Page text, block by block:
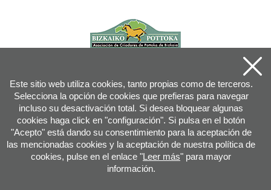
Este sitio web utiliza cookies, tanto propias como de terceros.
Selecciona la opción de cookies que prefieras para navegar
incluso su desactivación total. Si desea bloquear algunas
cookies haga click en "configuración". Si pulsa en el botón
"Acepto" está dando su consentimiento para la aceptación de
las mencionadas cookies y la aceptación de nuestra política de
cookies, pulse en el enlace "Leer más" para mayor
información.